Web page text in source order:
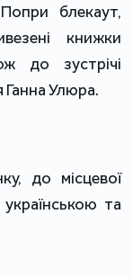
блекаут,
книжки
до зустрічі
Ганна Улюра.
до місцевої
та